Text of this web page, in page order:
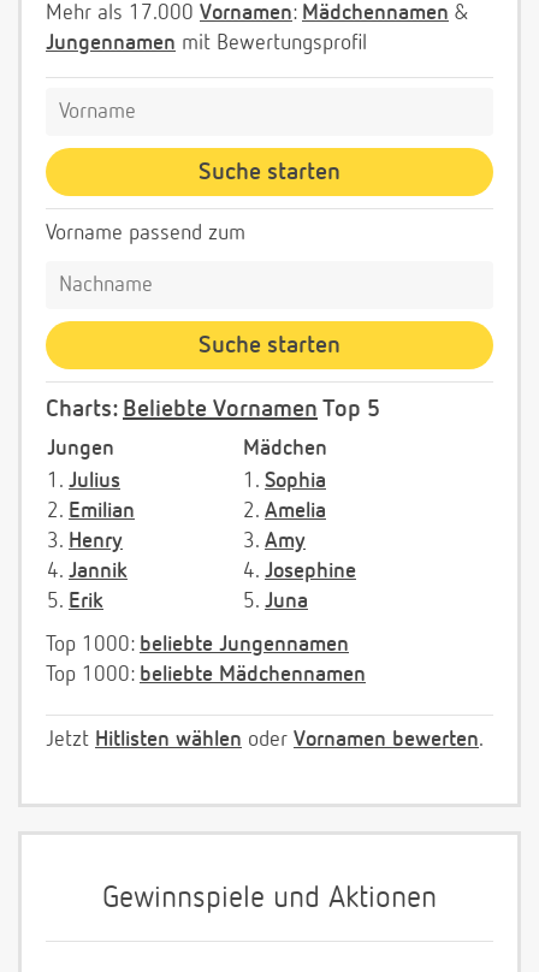
Mehr als 17.000 Vornamen: Mädchennamen &
Jungennamen mit Bewertungsprofil
Vorname passend zum
Charts: Beliebte Vornamen Top 5
Jungen
Mädchen
1. Julius
2. Emilian
3. Henry
4. Jannik
5. Erik
1. Sophia
2. Amelia
3. Amy
4. Josephine
5. Juna
Top 1000: beliebte Jungennamen
Top 1000: beliebte Mädchennamen
Jetzt Hitlisten wählen oder Vornamen bewerten.
Gewinnspiele und Aktionen